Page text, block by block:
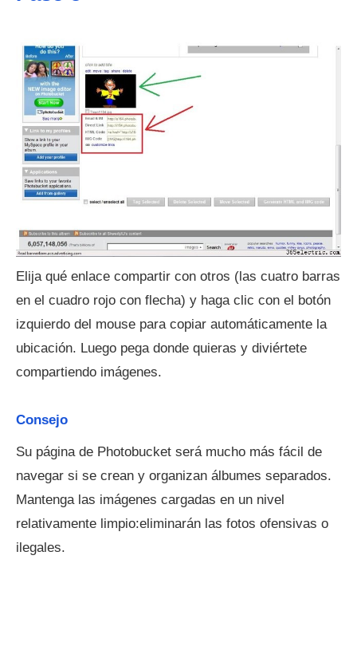
Elija qué enlace compartir con otros (las cuatro barras
en el cuadro rojo con flecha) y haga clic con el botón
izquierdo del mouse para copiar automáticamente la
ubicación. Luego pega donde quieras y diviértete
compartiendo imágenes.
Consejo
Su página de Photobucket será mucho más fácil de
navegar si se crean y organizan álbumes separados.
Mantenga las imágenes cargadas en un nivel
relativamente limpio:eliminarán las fotos ofensivas o
ilegales.